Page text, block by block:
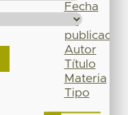
Fecha
de
publicación
Autor
Título
Materia
Tipo